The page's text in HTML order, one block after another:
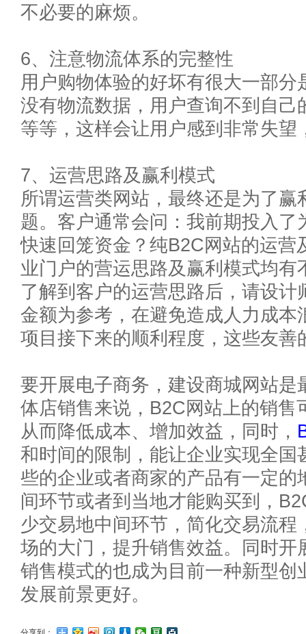
不必要的麻烦。
6、注意物流体系的完整性
用户购物体验的好坏有很大一部
没有物流数据，用户查询不到自
等等，这样会让用户感到非常失
7、运营思路及赢利模式
所谓运营类网站，最终还是为了
题。客户通常会问：我前期投入
快速回笼资金？纯B2C网站的运
业门户的营运思路及赢利模式均
了解到客户的运营思路后，请设
金额为参考，在避免造成人力成
项目接下来的顺利程度，这些友
要开展电子商务，建设商城网站
体店销售来说，B2C网站上的销
从而降低成本、增加效益，同时，
和时间的限制，能让企业实现全
些的企业或者商家的产品有一定
间环节或者到当地才能购买到，
少交易地中间环节，简化交易流
场的大门，提升销售效益。同时
销售模式的也成为目前一种新型
发展前景更好。